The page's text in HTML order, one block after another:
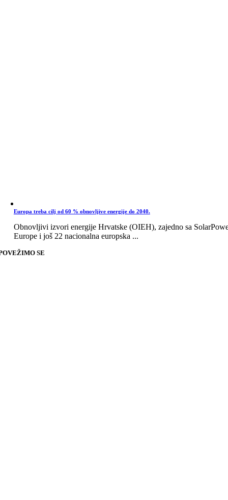
Europa treba cilj od 60 % obnovljive energije do 2040.
Obnovljivi izvori energije Hrvatske (OIEH), zajedno sa
Europe i još 22 nacionalna europska ...
SE